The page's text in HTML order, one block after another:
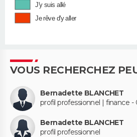
J'y suis allé
Je rêve d'y aller
VOUS RECHERCHEZ
Bernadette BLANCHET
profil professionnel | finance
Bernadette BLANCHET
profil professionnel